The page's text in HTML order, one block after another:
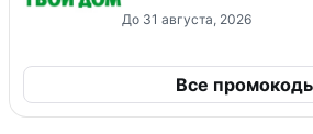
До 31 августа, 2026
Все